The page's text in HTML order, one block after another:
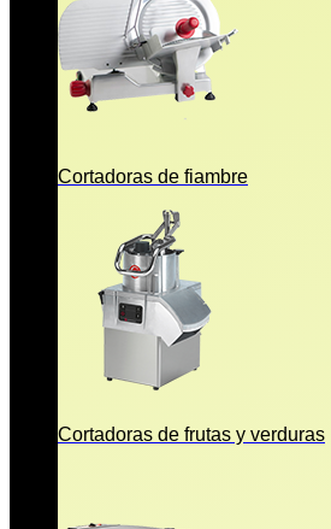
Cortadoras de fiambre
Cortadoras de frutas y verduras